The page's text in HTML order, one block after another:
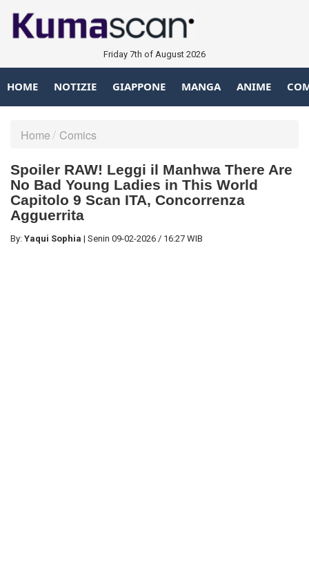
Friday 7th of August 2026
HOME NOTIZIE GIAPPONE MANGA ANIME
Home Comics
Spoiler RAW! Leggi il Manhwa There Are
No Bad Young Ladies in This World
Capitolo 9 Scan ITA, Concorrenza
Agguerrita
By: Yaqui Sophia | Senin 09-02-2026 / 16:27 WIB